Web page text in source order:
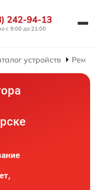
242-94-13
с 9:00 до 21:00
устройств